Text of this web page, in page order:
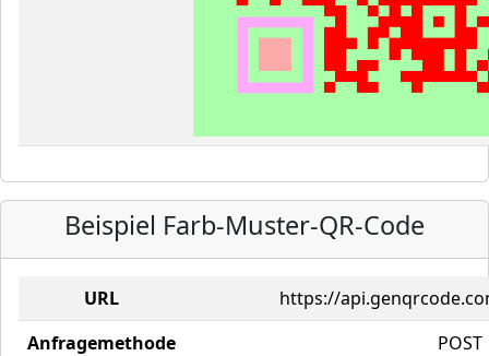
Beispiel Farb-Muster-QR-Code
URL
https://
Anfragemethode
POST